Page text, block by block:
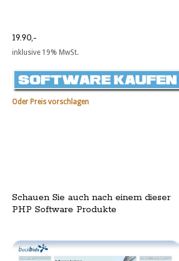
19.90,-
inklusive 19% MwSt.
Oder Preis vorschlagen
Schauen Sie auch nach einem dieser
PHP Software Produkte